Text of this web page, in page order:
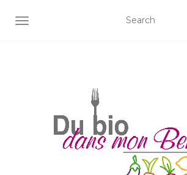
AFFICHER/MASQUER LA NAVIGATION